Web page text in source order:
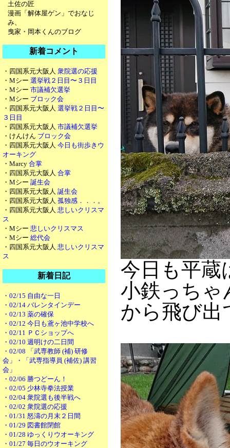
土佐の匠
漫画「解体屋ゲン」でおなじ
み、
曳家・岡本くんのブログ
新着コメント
・四国系元大阪人 衆院選の応援
・Mシー 選挙戦２日目〜３日目
・Mシー 市議補欠選挙
・Mシー ブロック会
・四国系元大阪人 選挙戦２日目〜
３日目
・四国系元大阪人 市議補欠選挙
・けんけん ブロック会
・四国系元大阪人 今日も街歩きウ
オーキング
・Marcy 合掌
・四国系元大阪人 合掌
・Mシー 誕生会
・四国系元大阪人 誕生会
・四国系元大阪人 孤独感．．．。
・四国系元大阪人 悲しいクリスマ
ス
・Mシー 悲しいクリスマス
・Mシー 総代会
・四国系元大阪人 悲しいクリスマ
ス
新着日記
・02/15 自由な一日
・02/14 バレンタインデー
・02/13 薬の確保
・02/12 今日も鳶ヶ池中学校へ
・02/11 ＰＣショップへ
・02/10 週明けの二日間
・02/08 「武専教師 (補) 研修
会」・「武専指導員 (補佐) 講習
会」
・02/06 勝つどーん！
・02/05 少林寺拳法授業
・02/04 衆院選も後半戦へ
・02/02 衆院選の応援
・01/31 怒濤の月末２日間
・01/29 図書館閉館
・01/28 ゆっくりウオーキング
・01/27 毎日のウオーキング
今日も平蔵
小鉄っちゃ
から飛び出